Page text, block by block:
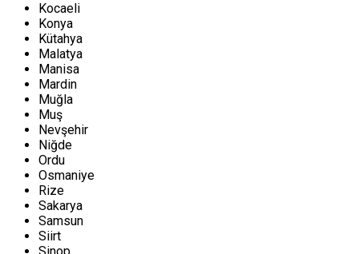
Kocaeli
Konya
Kütahya
Malatya
Manisa
Mardin
Muğla
Muş
Nevşehir
Niğde
Ordu
Osmaniye
Rize
Sakarya
Samsun
Siirt